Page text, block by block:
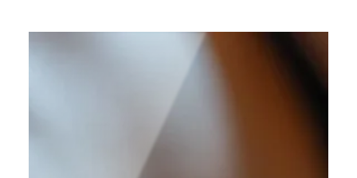
fragilité, de handicap ou de dépendance,…